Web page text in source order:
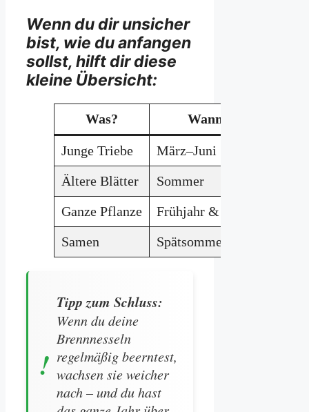
Wenn du dir unsicher
bist, wie du anfangen
sollst, hilft dir diese
kleine Übersicht:
Was? Wann?
Junge Triebe März–Juni
Ältere Blätter
Sommer
Ganze Pflanze
Frühjahr & Herbst
Samen
Spätsommer
Tipp zum Schluss:
Wenn du deine
Brennnesseln
regelmäßig beerntest,
wachsen sie weicher
nach – und du hast